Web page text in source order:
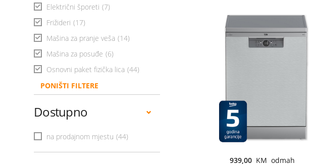
Električni šporeti (7)
Frižideri (17)
Mašina za pranje veša (14)
Mašina za posuđe (6)
Osnovni paket fizička lica (44)
PONIŠTI FILTERE
Dostupno
na prodajnom mjestu (44)
939,00 KM odmah